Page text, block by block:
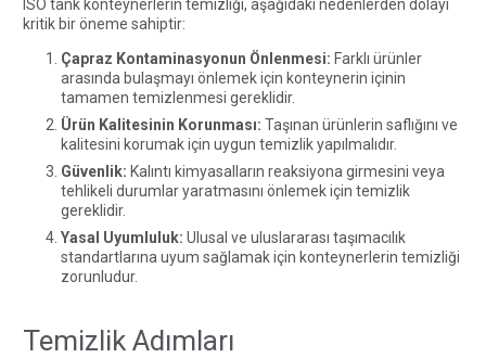
ISO tank konteynerlerin temizliği, aşağıdaki nedenlerden dolayı
kritik bir öneme sahiptir:
Çapraz Kontaminasyonun Önlenmesi: Farklı ürünler
arasında bulaşmayı önlemek için konteynerin içinin
tamamen temizlenmesi gereklidir.
Ürün Kalitesinin Korunması: Taşınan ürünlerin saflığını ve
kalitesini korumak için uygun temizlik yapılmalıdır.
Güvenlik: Kalıntı kimyasalların reaksiyona girmesini veya
tehlikeli durumlar yaratmasını önlemek için temizlik
gereklidir.
Yasal Uyumluluk: Ulusal ve uluslararası taşımacılık
standartlarına uyum sağlamak için konteynerlerin temizliği
zorunludur.
Temizlik Adımları